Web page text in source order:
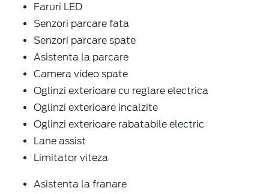
Faruri LED
Senzori parcare fata
Senzori parcare spate
Asistenta la parcare
Camera video spate
Oglinzi exterioare cu reglare electrica
Oglinzi exterioare incalzite
Oglinzi exterioare rabatabile electric
Lane assist
Limitator viteza
Asistenta la franare